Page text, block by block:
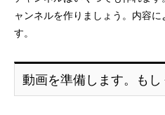
ャンネルを作りましょう。内容
す。
動画を準備します。も